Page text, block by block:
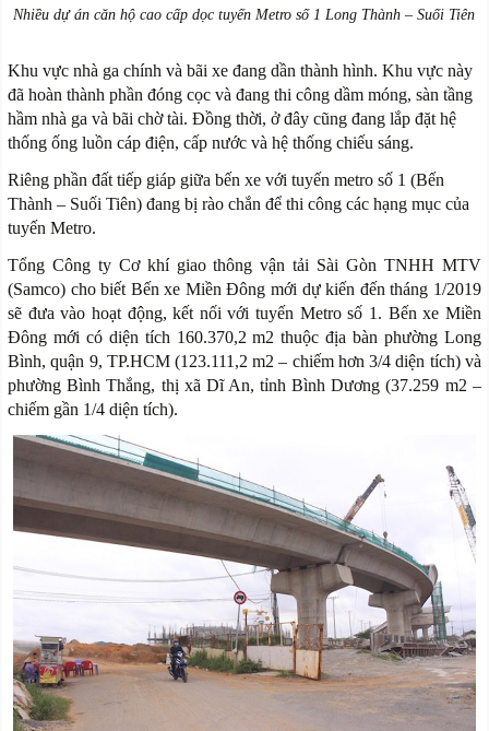
Nhiều dự án căn hộ cao cấp dọc tuyến Metro số 1 Long Thành – Suối Tiên
Khu vực nhà ga chính và bãi xe đang dần thành hình. Khu vực này
đã hoàn thành phần đóng cọc và đang thi công dầm móng, sàn tầng
hầm nhà ga và bãi chờ tài. Đồng thời, ở đây cũng đang lắp đặt hệ
thống ống luồn cáp điện, cấp nước và hệ thống chiếu sáng.
Riêng phần đất tiếp giáp giữa bến xe với tuyến metro số 1 (Bến
Thành – Suối Tiên) đang bị rào chắn để thi công các hạng mục của
tuyến Metro.
Tổng Công ty Cơ khí giao thông vận tải Sài Gòn TNHH MTV
(Samco) cho biết Bến xe Miền Đông mới dự kiến đến tháng 1/2019
sẽ đưa vào hoạt động, kết nối với tuyến Metro số 1. Bến xe Miền
Đông mới có diện tích 160.370,2 m2 thuộc địa bàn phường Long
Bình, quận 9, TP.HCM (123.111,2 m2 – chiếm hơn 3/4 diện tích) và
phường Bình Thắng, thị xã Dĩ An, tỉnh Bình Dương (37.259 m2 –
chiếm gần 1/4 diện tích).